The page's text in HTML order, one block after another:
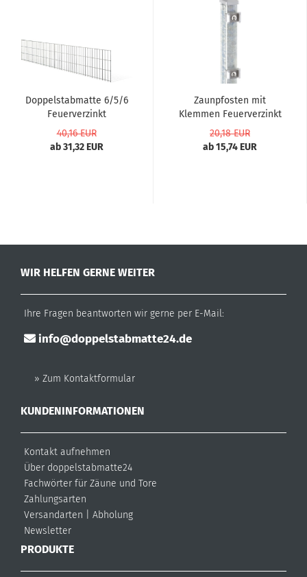
Doppelstabmatte 6/5/6
Feuerverzinkt
40,16 EUR
ab 31,32 EUR
Zaunpfosten mit
Klemmen Feuerverzinkt
20,18 EUR
ab 15,74 EUR
WIR HELFEN GERNE WEITER
Ihre Fragen beantworten wir gerne per E-Mail:
info@doppelstabmatte24.de
» Zum Kontaktformular
KUNDENINFORMATIONEN
Kontakt aufnehmen
Über doppelstabmatte24
Fachwörter für Zäune und Tore
Zahlungsarten
Versandarten
Abholung
Newsletter
PRODUKTE